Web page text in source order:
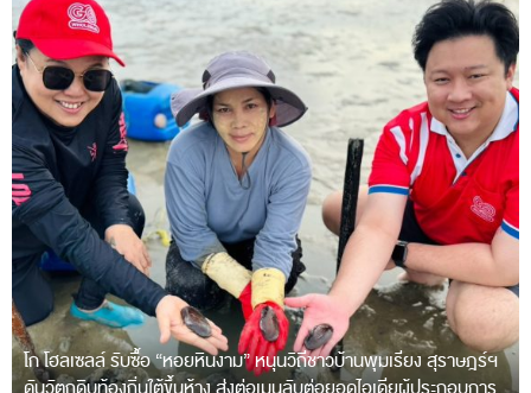
โก โฮลเซลล์ รับซื้อ “หอยหินงาม” หนุนวิถีชาวบ้านพุมเรียง สุราษฎร์ฯ